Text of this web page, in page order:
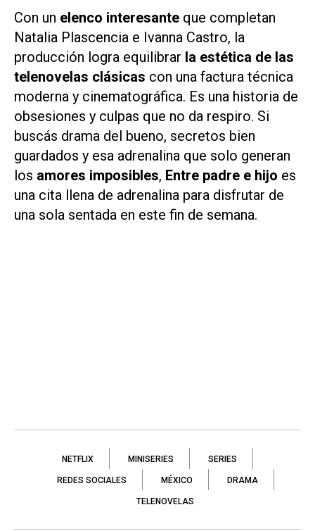
Con un elenco interesante que completan
Natalia Plascencia e Ivanna Castro, la
producción logra equilibrar la estética de las
telenovelas clásicas con una factura técnica
moderna y cinematográfica. Es una historia de
obsesiones y culpas que no da respiro. Si
buscás drama del bueno, secretos bien
guardados y esa adrenalina que solo generan
los amores imposibles, Entre padre e hijo es
una cita llena de adrenalina para disfrutar de
una sola sentada en este fin de semana.
NETFLIX MINISERIES SERIES
REDES SOCIALES MÉXICO DRAMA
TELENOVELAS